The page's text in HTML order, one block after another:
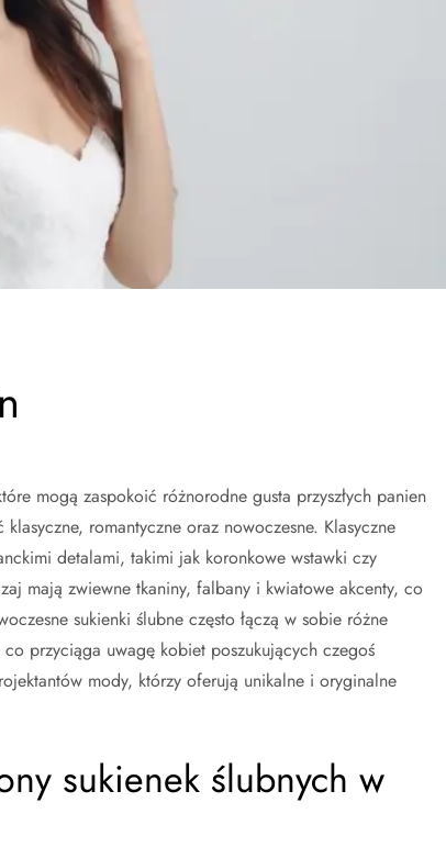
mogą zaspokoić różnorodne gusta przyszłych panien
romantyczne oraz nowoczesne. Klasyczne
detalami, takimi jak koronkowe wstawki czy
mają zwiewne tkaniny, falbany i kwiatowe akcenty, co
sukienki ślubne często łączą w sobie różne
przyciąga uwagę kobiet poszukujących czegoś
mody, którzy oferują unikalne i oryginalne
sukienek ślubnych w